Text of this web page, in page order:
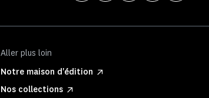
Aller plus loin
Notre maison d'édition
Nos collections